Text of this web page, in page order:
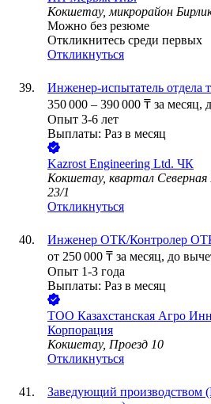
Кокшетау, микрорайон
Можно без резюме
Откликнитесь среди первых
Откликнуться
Инженер-испытатель отдела
350 000 – 390 000 ₸ за месяц,
Опыт 3-6 лет
Выплаты: Раз в месяц
Kazrost Engineering Ltd. ЧК
Кокшетау, квартал Северная
23/1
Откликнуться
Инженер ОТК/Контролер
от 250 000 ₸ за месяц, до
Опыт 1-3 года
Выплаты: Раз в месяц
ТОО Казахстанская Агро
Корпорация
Кокшетау, Проезд 10
Откликнуться
Заведующий производством